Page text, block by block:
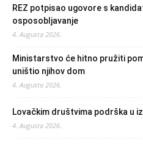
REZ potpisao ugovore s
osposobljavanje
4. Augusta 2026.
Ministarstvo će hitno pružiti
uništio njihov dom
4. Augusta 2026.
Lovačkim društvima podrška u
4. Augusta 2026.